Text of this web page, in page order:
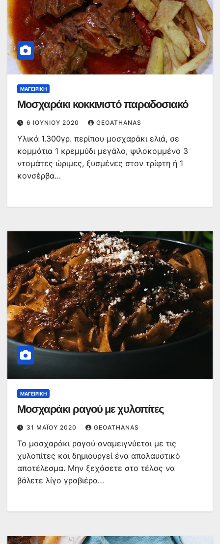
ΜΑΓΕΙΡΙΚΉ
Μοσχαράκι κοκκινιστό παραδοσιακό
6 ΙΟΥΝΊΟΥ 2020 GEOATHANAS
Υλικά 1.300γρ. περίπου μοσχαράκι ελιά, σε
κομμάτια 1 κρεμμύδι μεγάλο, ψιλοκομμένο 3
ντομάτες ώριμες, ξυσμένες στον τρίφτη ή 1
κονσέρβα…
ΜΑΓΕΙΡΙΚΉ
Μοσχαράκι ραγού με χυλοπίτες
31 ΜΑΪ́ΟΥ 2020 GEOATHANAS
Το μοσχαράκι ραγού αναμειγνύεται με τις
χυλοπίτες και δημιουργεί ένα απολαυστικό
αποτέλεσμα. Μην ξεχάσετε στο τέλος να
βάλετε λίγο γραβιέρα…